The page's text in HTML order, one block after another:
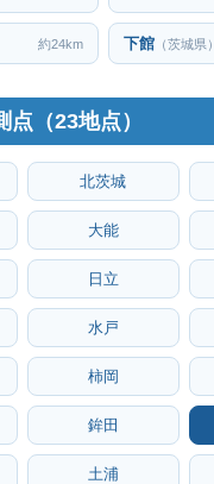
約24km 下館（茨城県）
（23地点）
北茨城
大能
日立
水戸
柿岡
鉾田
土浦